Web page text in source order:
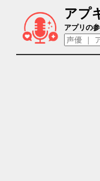
アプ
カジュ
アプリの